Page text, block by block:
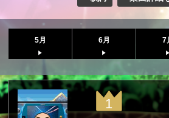
5月 6月 7
1